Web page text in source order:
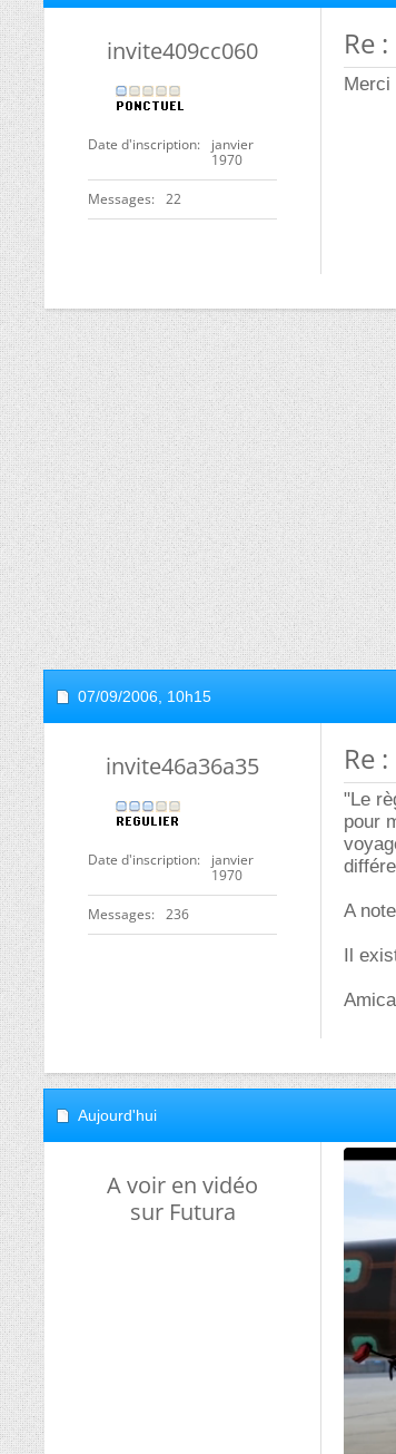
invite409cc060
Date d'inscription
janvier
1970
Messages 22
Re
Merci
07/09/2006, 10h15
invite46a36a35
Date d'inscription
janvier
1970
Messages 236
Re
"Le
pour
A
Il
Aujourd'hui
A voir en vidéo
sur Futura